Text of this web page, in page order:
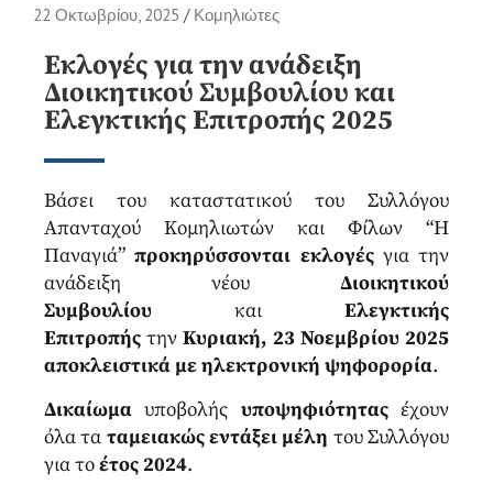
22 Οκτωβρίου, 2025 Κομηλιώτες
Εκλογές για την ανάδειξη
Διοικητικού Συμβουλίου και
Ελεγκτικής Επιτροπής 2025
Βάσει του καταστατικού του Συλλόγου
Απανταχού Κομηλιωτών και Φίλων “Η
Παναγιά”προκηρύσσονται εκλογέςγια την
ανάδειξη νέου Διοικητικού
Συμβουλίου και Ελεγκτικής
Επιτροπής τηνΚυριακή, 23 Νοεμβρίου 2025
αποκλειστικά με ηλεκτρονική ψηφορορία.
Δικαίωμα υποβολής υποψηφιότηταςέχουν
όλα τα ταμειακώς εντάξει μέλη του Συλλόγου
για τοέτος 2024.